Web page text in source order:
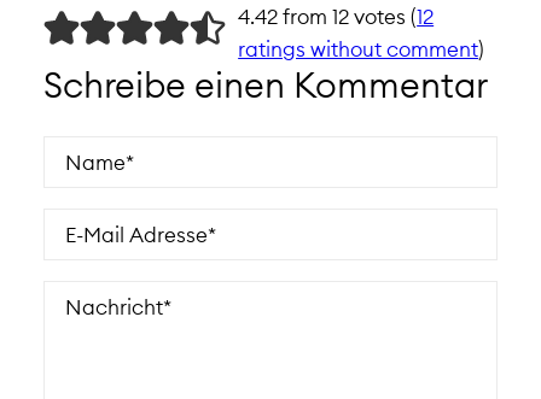
4.42 from 12 votes (12
ratings without comment)
Schreibe einen Kommentar